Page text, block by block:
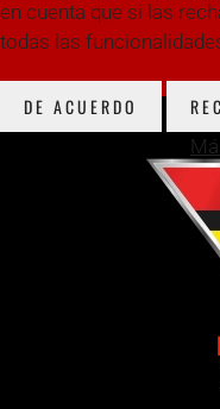
en cuenta que si las
todas las
DE ACUERDO